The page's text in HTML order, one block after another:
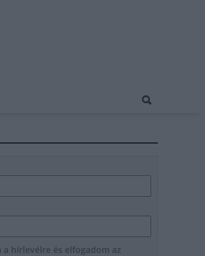
a hírlevélre és elfogadom az